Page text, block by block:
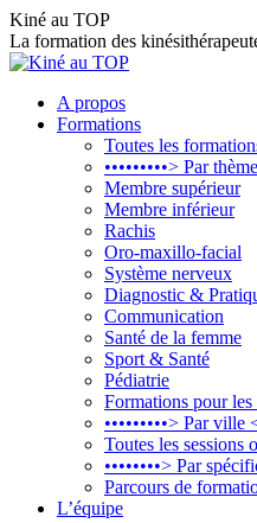
Aller
au
contenu
Kiné au TOP
La formation des
A propos
Formations
Toutes les
•••••••••> Par
Membre supérieur
Membre inférieur
Rachis
Oro-maxillo-facial
Système nerveux
Diagnostic &
Communication
Santé de la femme
Sport & Santé
Pédiatrie
Formations pour les
•••••••••> Par ville
Toutes les sessions
••••••••> Par
Parcours de
L’équipe